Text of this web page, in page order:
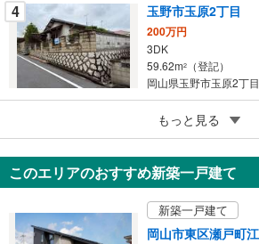
4 玉野市玉原2丁目
200万円
3DK
59.62m2
（登記）
岡山県玉野市玉原2丁目
成約でもらえる
岡山市北区平野
1,390万円
6DK
岡山県岡山市北区平野
もっと見る
このエリアのおすすめ新築一戸建て
新築一戸建て